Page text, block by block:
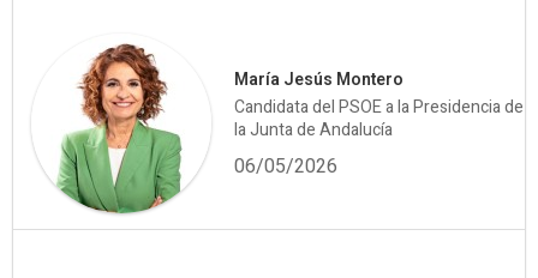
María Jesús Montero
Candidata del PSOE a la Presidencia de
la Junta de Andalucía
06/05/2026